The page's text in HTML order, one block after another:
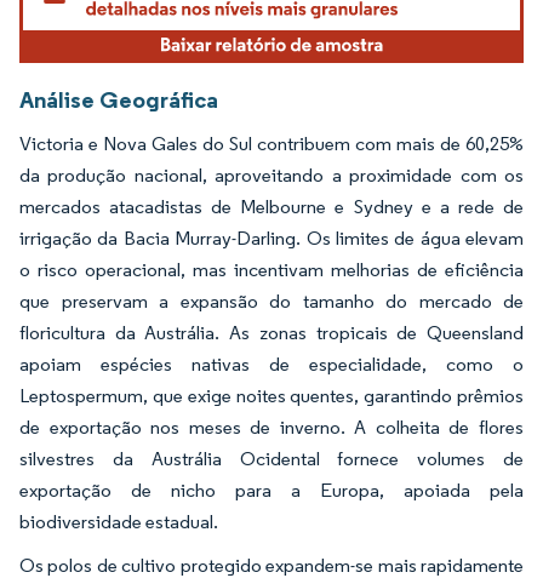
Análise Geográfica
Victoria e Nova Gales do Sul contribuem com mais de 60,25%
da produção nacional, aproveitando a proximidade com os
mercados atacadistas de Melbourne e Sydney e a rede de
irrigação da Bacia Murray-Darling. Os limites de água elevam
o risco operacional, mas incentivam melhorias de eficiência
que preservam a expansão do tamanho do mercado de
floricultura da Austrália. As zonas tropicais de Queensland
apoiam espécies nativas de especialidade, como o
Leptospermum, que exige noites quentes, garantindo prêmios
de exportação nos meses de inverno. A colheita de flores
silvestres da Austrália Ocidental fornece volumes de
exportação de nicho para a Europa, apoiada pela
biodiversidade estadual.
Os polos de cultivo protegido expandem-se mais rapidamente